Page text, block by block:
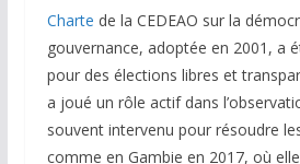
Charte de la CEDEAO sur la
gouvernance, adoptée en 2001, a
pour des élections libres et
a joué un rôle actif dans
souvent intervenu pour résoudre
comme en Gambie en 2017, où